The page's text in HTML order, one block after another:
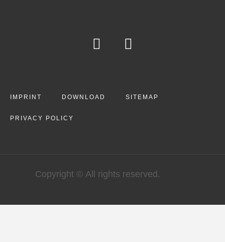
IMPRINT DOWNLOAD SITEMAP
PRIVACY POLICY
Copyright © All rights reserved.